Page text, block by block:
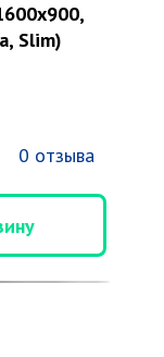
Slim)
0 отзыва